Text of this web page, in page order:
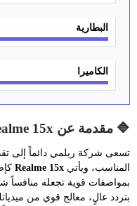
البطارية
الكاميرا
🔷 مقدمة عن Realme 15x
تسعى شركة ريلمي دائماً إلى
المناسب، ويأتي Realme 15x
بمواصفات قوية تجعله منافساً
بتردد عالٍ، معالج قوي من